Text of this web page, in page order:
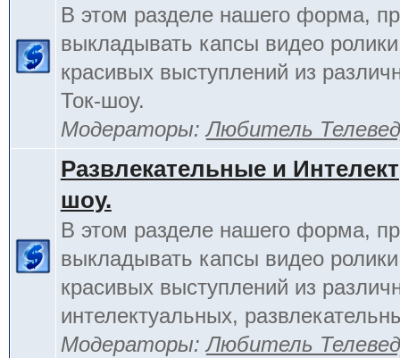
В этом разделе нашего форма,
выкладывать капсы видео
красивых выступлений из
Ток-шоу.
Модераторы:Любитель
Развлекательные и
шоу.
В этом разделе нашего форма,
выкладывать капсы видео
красивых выступлений из
интелектуальных,
Модераторы:Любитель